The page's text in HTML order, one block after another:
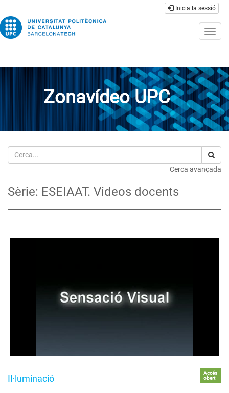
Inicia la sessió
Zonavídeo UPC
Cerca
Cerca avançada
Sèrie: ESEIAAT. Videos docents
Il·luminació
Accés
obert